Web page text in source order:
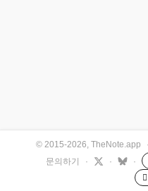
© 2015-2026, TheNote.app ·
문의하기
· · ·